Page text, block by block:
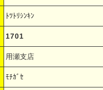
ﾄﾂﾄﾘｼﾝｷﾝ
1701
用瀬支店
ﾓﾁｶﾞｾ